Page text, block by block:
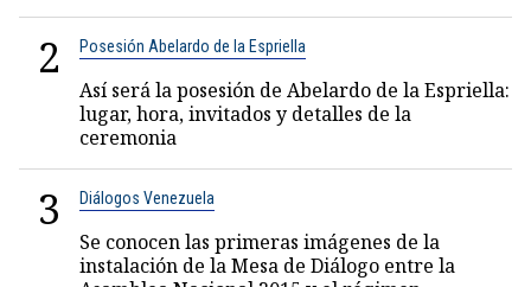
2 Posesión Abelardo de la Espriella
Así será la posesión de Abelardo de la Espriella:
lugar, hora, invitados y detalles de la
ceremonia
3 Diálogos Venezuela
Se conocen las primeras imágenes de la
instalación de la Mesa de Diálogo entre la